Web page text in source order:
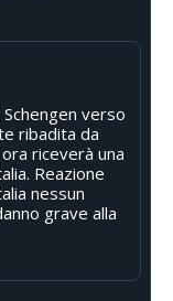
verso
ribadita da
riceverà una
Reazione
nessun
grave alla